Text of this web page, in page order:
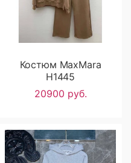
Костюм MaxMara
H1445
20900 руб.